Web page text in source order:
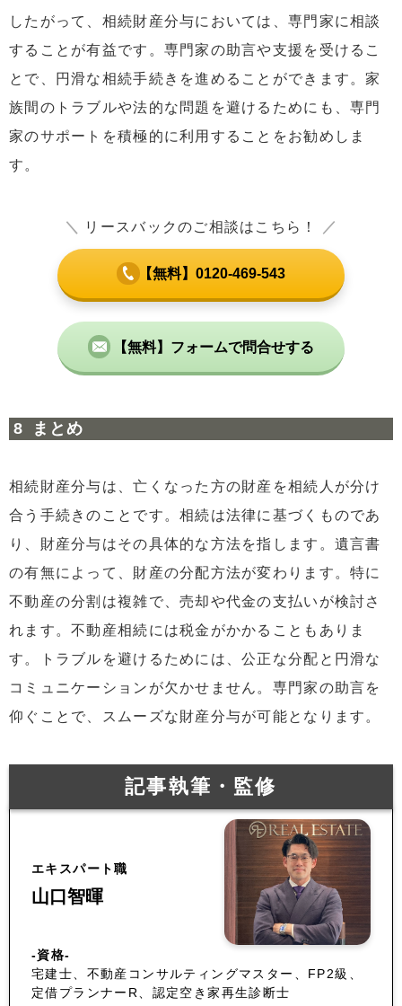
したがって、相続財産分与においては、専門家に相談
することが有益です。専門家の助言や支援を受けるこ
とで、円滑な相続手続きを進めることができます。家
族間のトラブルや法的な問題を避けるためにも、専門
家のサポートを積極的に利用することをお勧めしま
す。
＼ リースバックのご相談はこちら！ ／
【無料】0120-469-543
【無料】フォームで問合せする
まとめ
相続財産分与は、亡くなった方の財産を相続人が分け
合う手続きのことです。相続は法律に基づくものであ
り、財産分与はその具体的な方法を指します。遺言書
の有無によって、財産の分配方法が変わります。特に
不動産の分割は複雑で、売却や代金の支払いが検討さ
れます。不動産相続には税金がかかることもありま
す。トラブルを避けるためには、公正な分配と円滑な
コミュニケーションが欠かせません。専門家の助言を
仰ぐことで、スムーズな財産分与が可能となります。
記事執筆・監修
エキスパート職
山口智暉
-資格-
宅建士、不動産コンサルティングマスター、FP2級、
定借プランナーR、認定空き家再生診断士